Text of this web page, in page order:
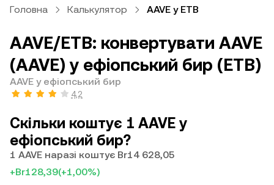
Головна Калькулятор AAVE у ETB
AAVE/ETB: конвертувати AAVE
(AAVE) у ефіопський бир (ETB)
AAVE у ефіопський бир
4,2
Скільки коштує 1 AAVE у
ефіопський бир?
1 AAVE наразі коштує Br14 628,05
+Br128,39(+1,00%)